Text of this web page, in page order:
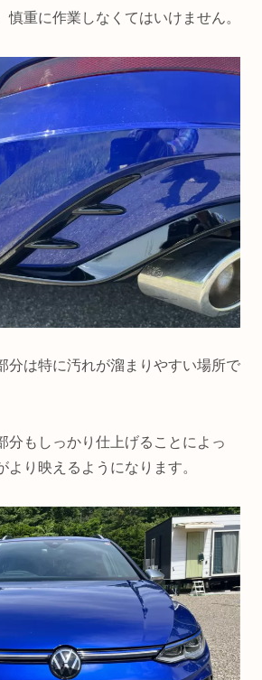
慎重に作業しなくてはいけません。
分は特に汚れが溜まりやすい場所で
分もしっかり仕上げることによっ
より映えるようになります。